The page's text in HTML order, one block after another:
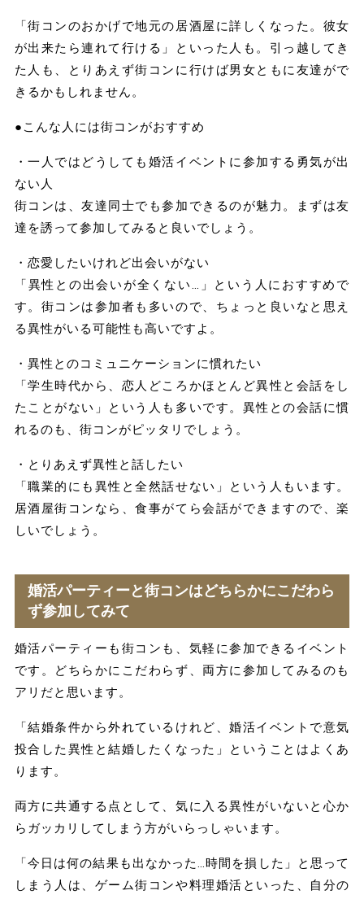
「街コンのおかげで地元の居酒屋に詳しくなった。彼女
が出来たら連れて行ける」といった人も。引っ越してき
た人も、とりあえず街コンに行けば男女ともに友達がで
きるかもしれません。
●こんな人には街コンがおすすめ
・一人ではどうしても婚活イベントに参加する勇気が出
ない人
街コンは、友達同士でも参加できるのが魅力。まずは友
達を誘って参加してみると良いでしょう。
・恋愛したいけれど出会いがない
「異性との出会いが全くない…」という人におすすめで
す。街コンは参加者も多いので、ちょっと良いなと思え
る異性がいる可能性も高いですよ。
・異性とのコミュニケーションに慣れたい
「学生時代から、恋人どころかほとんど異性と会話をし
たことがない」という人も多いです。異性との会話に慣
れるのも、街コンがピッタリでしょう。
・とりあえず異性と話したい
「職業的にも異性と全然話せない」という人もいます。
居酒屋街コンなら、食事がてら会話ができますので、楽
しいでしょう。
婚活パーティーと街コンはどちらかにこだわら
ず参加してみて
婚活パーティーも街コンも、気軽に参加できるイベント
です。どちらかにこだわらず、両方に参加してみるのも
アリだと思います。
「結婚条件から外れているけれど、婚活イベントで意気
投合した異性と結婚したくなった」ということはよくあ
ります。
両方に共通する点として、気に入る異性がいないと心か
らガッカリしてしまう方がいらっしゃいます。
「今日は何の結果も出なかった…時間を損した」と思って
しまう人は、ゲーム街コンや料理婚活といった、自分の